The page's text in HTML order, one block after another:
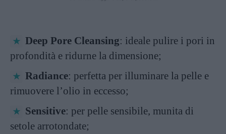
Deep Pore Cleansing: ideale pulire i pori in
profondità e ridurne la dimensione;
Radiance: perfetta per illuminare la pelle e
rimuovere l’olio in eccesso;
Sensitive: per pelle sensibile, munita di
setole arrotondate;